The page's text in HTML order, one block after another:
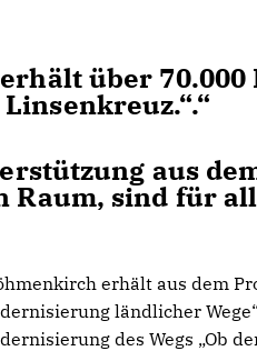
über
.“
aus
Raum, sind für
erhält aus dem
ländlicher
des Wegs „Ob